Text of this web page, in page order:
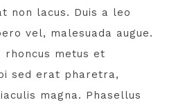
non lacus. Duis a leo
vel, malesuada augue.
rhoncus metus et
sed erat pharetra,
magna. Phasellus